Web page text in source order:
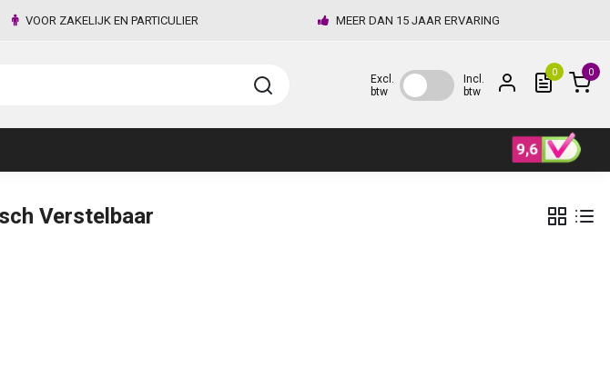
VOOR ZAKELIJK EN PARTICULIER MEER DAN 15 JAAR ERVARING
Excl.
btw
Incl.
btw
0 0
Verstelbaar